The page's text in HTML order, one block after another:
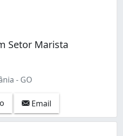
Setor Marista
- GO
Email